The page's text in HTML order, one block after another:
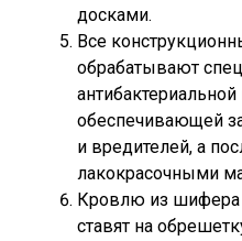
досками.
Все
обрабатывают
обеспечивающей
и вредителей, а
лакокрасочными
Кровлю из шифера
ставят на